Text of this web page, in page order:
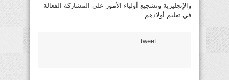
والإنجليزية وتشجيع أولياء الأمور على المشاركة الفعالة
في تعليم أولادهم.
tweet